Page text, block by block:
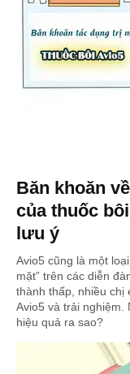
Băn khoăn
của thuốc
lưu ý
Avio5 cũng là một
mặt” trên các diễn
thành thấp, nhiều chị
Avio5 và trải nghiệm.
hiệu quả ra sao?